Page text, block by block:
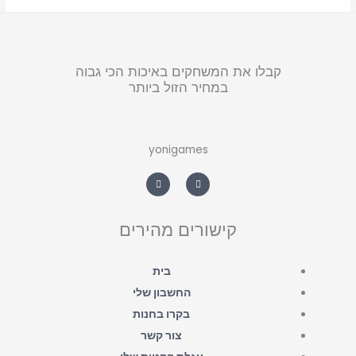
קבלו את המשחקים באיכות הכי גבוה
במחיר הזול ביותר
yonigames
a
c
e
o
h
a
t
p
p
קישורים מהירים
בית
החשבון שלי
בקרו בחנות
צור קשר